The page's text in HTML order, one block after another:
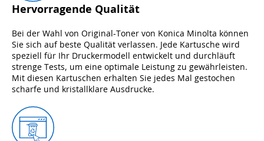
Hervorragende Qualität
Bei der Wahl von Original-Toner von Konica Minolta können
Sie sich auf beste Qualität verlassen. Jede Kartusche wird
speziell für Ihr Druckermodell entwickelt und durchläuft
strenge Tests, um eine optimale Leistung zu gewährleisten.
Mit diesen Kartuschen erhalten Sie jedes Mal gestochen
scharfe und kristallklare Ausdrucke.